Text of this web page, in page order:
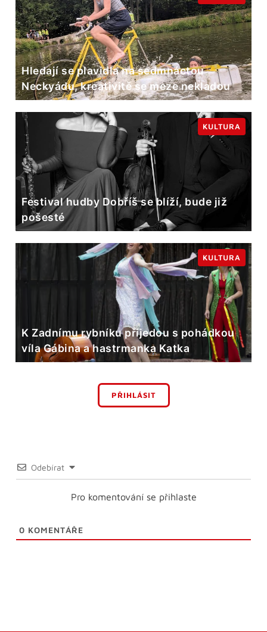
Hledají se plavidla na sedmnáctou
Neckyádu, kreativitě se meze nekladou
Festival hudby Dobříš se blíží, bude již
pošesté
KULTURA
K Zadnímu rybníku přijedou s pohádkou
víla Gábina a hastrmanka Katka
KULTURA
PŘIHLÁSIT
Odebírat
Pro komentování se přihlaste
0 KOMENTÁŘE